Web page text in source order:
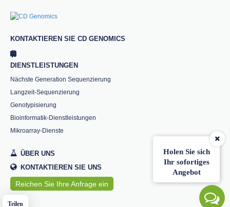
Holen Sie sich
Ihr sofortiges
Angebot
Teilen
KONTAKTIEREN SIE CD GENOMICS
DIENSTLEISTUNGEN
Nächste Generation Sequenzierung
Langzeit-Sequenzierung
Genotypisierung
Bioinformatik-Dienstleistungen
Mikroarray-Dienste
ÜBER UNS
KONTAKTIEREN SIE UNS
Reichen Sie Ihre Anfrage ein